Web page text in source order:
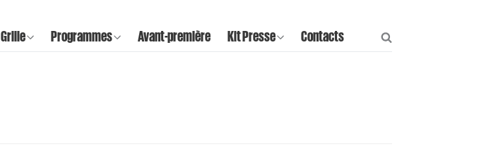
Grille Programmes Avant-première Kit Presse Contacts